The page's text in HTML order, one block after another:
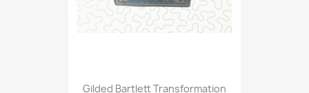
Gilded Bartlett Transformation